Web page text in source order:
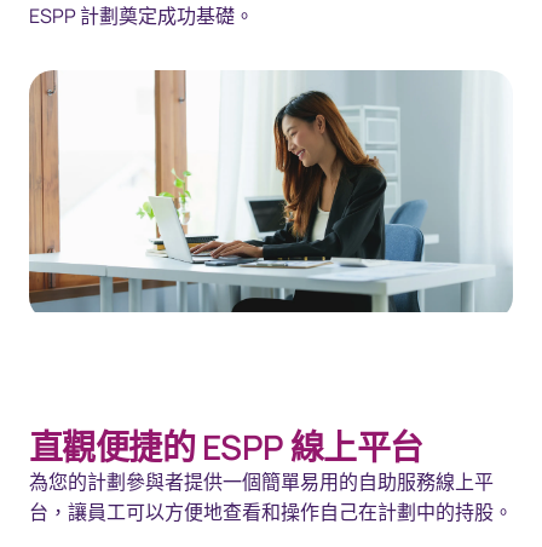
ESPP 計劃奠定成功基礎。
直觀便捷的 ESPP 線上平台
為您的計劃參與者提供一個簡單易用的自助服務線上平
台，讓員工可以方便地查看和操作自己在計劃中的持股。